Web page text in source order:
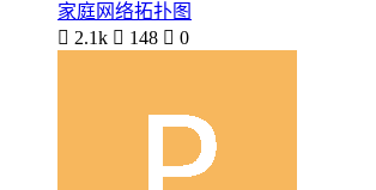
家庭网络拓扑图
 2.1k  148  0